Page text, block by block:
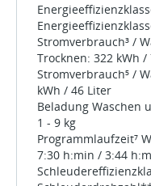
Stromverbrauch³ /
Trocknen: 322 kWh /
Stromverbrauch⁵ /
kWh / 46 Liter
Beladung Waschen
1 - 9 kg
Programmlaufzeit⁷
7:30 h:min / 3:44